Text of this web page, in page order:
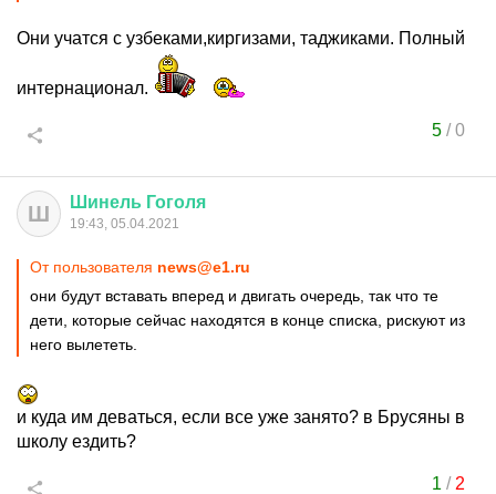
Они учатся с узбеками,киргизами, таджиками. Полный
интернационал.
5/0
Ш Шинель Гоголя
19:43, 05.04.2021
От пользователя news@e1.ru
они будут вставать вперед и двигать очередь, так что те
дети, которые сейчас находятся в конце списка, рискуют из
него вылететь.
и куда им деваться, если все уже занято? в Брусяны в
школу ездить?
1 / 2